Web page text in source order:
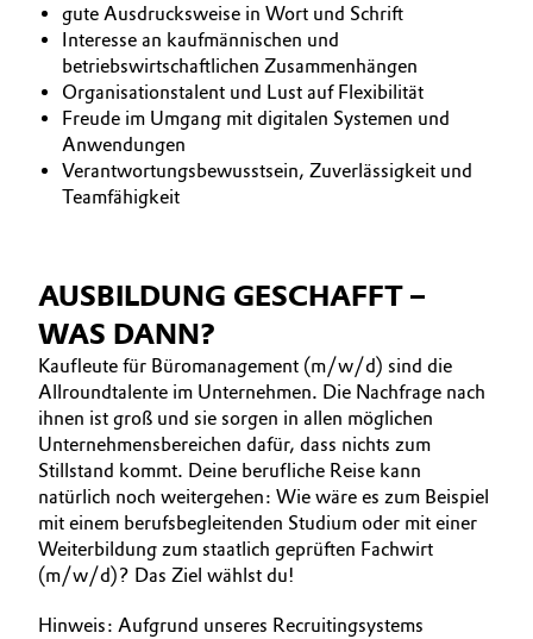
gute Ausdrucksweise in Wort und Schrift
Interesse an kaufmännischen und
betriebswirtschaftlichen Zusammenhängen
Organisationstalent und Lust auf Flexibilität
Freude im Umgang mit digitalen Systemen und
Anwendungen
Verantwortungsbewusstsein, Zuverlässigkeit und
Teamfähigkeit
AUSBILDUNG GESCHAFFT –
WAS DANN?
Kaufleute für Büromanagement (m/w/d) sind die
Allroundtalente im Unternehmen. Die Nachfrage nach
ihnen ist groß und sie sorgen in allen möglichen
Unternehmensbereichen dafür, dass nichts zum
Stillstand kommt. Deine berufliche Reise kann
natürlich noch weitergehen: Wie wäre es zum Beispiel
mit einem berufsbegleitenden Studium oder mit einer
Weiterbildung zum staatlich geprüften Fachwirt
(m/w/d)? Das Ziel wählst du!
Hinweis: Aufgrund unseres Recruitingsystems